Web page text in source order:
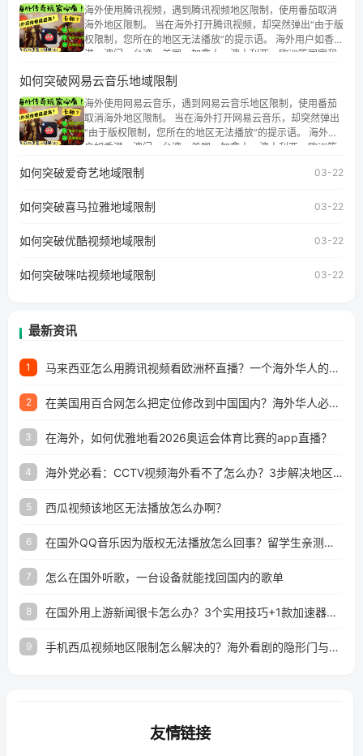
海外使用腾讯视频，遇到腾讯视频地区限制，使用番茄取消
海外地区限制。 当在海外打开腾讯视频，却突然弹出“由于版
权限制，您所在的地区无法播放”的提示语。 海外用户如香
港、澳门、台湾、美国、加拿大、澳大利亚、欧洲等国家和
权限制问题，且仅能在中国大陆地区播放。 遇到这个问题的
朋友们，使用番茄回国加速器，即可解决「海外用户收听腾
讯视频地区版权限制」的问题，无论人在香港、澳门、台
湾、美国、加拿大、澳大利亚、欧洲等国家和地区工作、留
学、定居等，都可以使用，不再因地区和版权限制所困扰。
如何突破网易云音乐地域限制
海外使用网易云音乐，遇到网易云音乐地区限制，使用番茄
取消海外地区限制。 当在海外打开网易云音乐，却突然弹出
“由于版权限制，您所在的地区无法播放”的提示语。 海外用
户如香港、澳门、台湾、美国、加拿大、澳大利亚、欧洲等
地区及版权限制问题，且仅能在中国大陆地区播放。 遇到这
户收听网易云音乐地区版权限制」的问题，无论人在香港、
工作、留学、定居等，都可以使用，不再因地区和版权限制
所困扰。
如何突破爱奇艺地域限制 03-22
如何突破喜马拉雅地域限制 03-22
如何突破优酷视频地域限制 03-22
如何突破咪咕视频地域限制 03-22
最新资讯
1 马来西亚怎么用腾讯视频看欧洲杯直播？一个海外华人的真实困扰与破解
2 在美国用百合网怎么把定位修改到中国国内？海外华人必备的回国加速指南
3 在海外，如何优雅地看2026奥运会体育比赛的app直播？
4 海外党必看：CCTV视频海外看不了怎么办？3步解决地区限制+追剧自由
5 西瓜视频该地区无法播放怎么办啊？
6 在国外QQ音乐因为版权无法播放怎么回事？留学生亲测有效的解决办法
7 怎么在国外听歌，一台设备就能找回国内的歌单
8 在国外用上游新闻很卡怎么办？3个实用技巧+1款加速器解决海外看国内内容难题
9 手机西瓜视频地区限制怎么解决的？海外看剧的隐形门与钥匙
友情链接